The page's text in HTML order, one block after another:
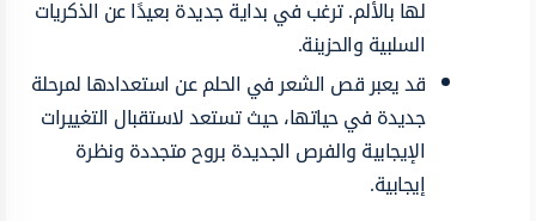
لها بالألم. ترغب في بداية جديدة بعيدًا عن الذكريات
السلبية والحزينة.
قد يعبر قص الشعر في الحلم عن استعدادها لمرحلة
جديدة في حياتها، حيث تستعد لاستقبال التغييرات
الإيجابية والفرص الجديدة بروح متجددة ونظرة
إيجابية.